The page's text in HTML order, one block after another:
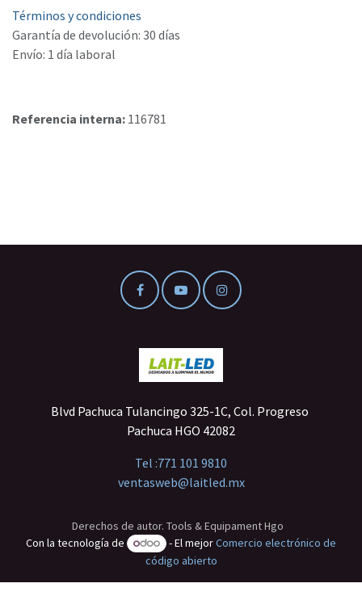
Términos y condiciones
Garantía de devolución: 30 días
Envío: 1 día laboral
Referencia interna: 116781
Blvd Pachuca Tulancingo 325-1C, Col. Progreso
Pachuca HGO 42082
Tel :771 101 9810
ventasweb@laitled.mx
Derechos de autor. Tools & Equipament Hgo
Con la tecnología de
- El mejorComercio electrónico de
código abierto